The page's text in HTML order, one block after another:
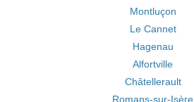
Montluçon
Le Cannet
Hagenau
Alfortville
Châtellerault
Romans-sur-Isère